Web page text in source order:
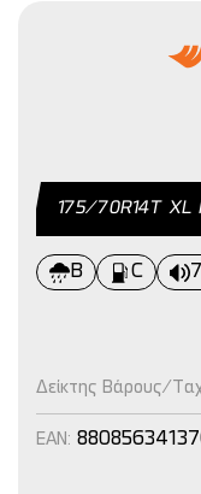
175/70R14Τ XL
B C
Δείκτης Βάρους/
EAN: